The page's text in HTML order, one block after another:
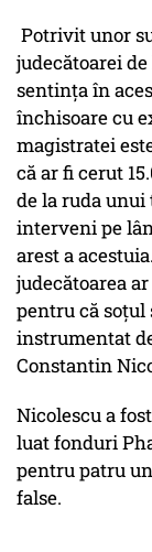
Potrivit unor
judecătoarei
sentința în
închisoare cu
magistratei
că ar fi cerut
de la ruda
interveni pe
arest a
judecătoarea
pentru că
instrumentat
Constantin
Nicolescu a
luat fonduri
pentru patru
false.